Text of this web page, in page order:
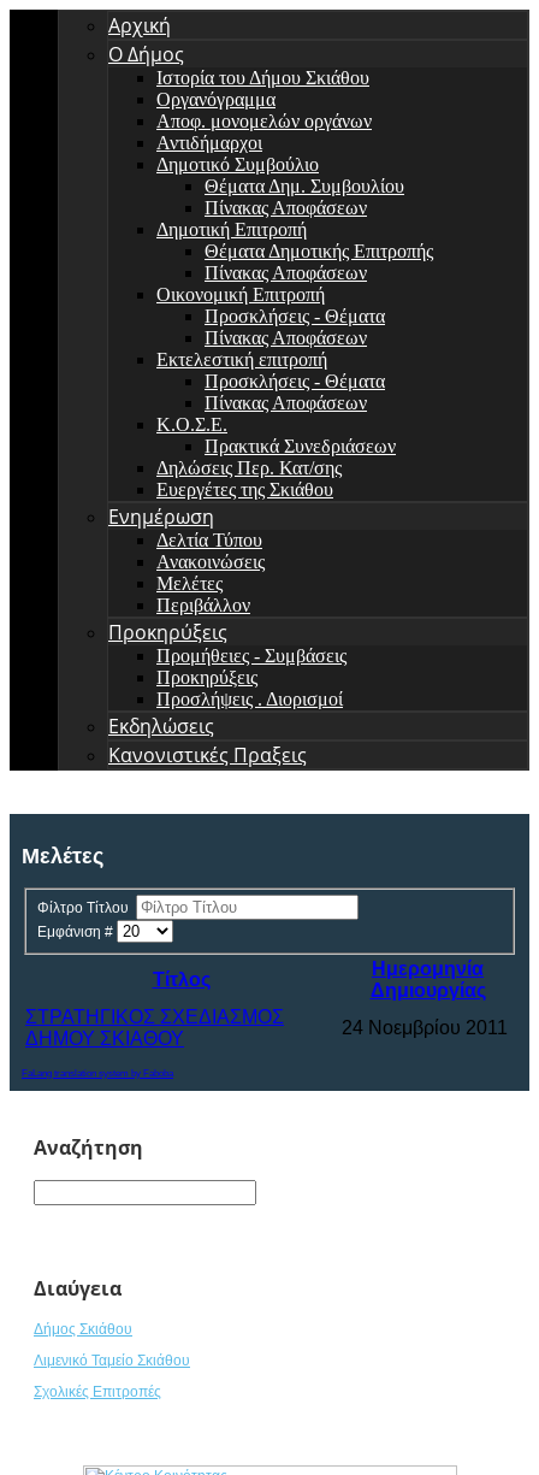
Αρχική
Ο Δήμος
Ιστορία του Δήμου Σκιάθου
Οργανόγραμμα
Αποφ. μονομελών οργάνων
Αντιδήμαρχοι
Δημοτικό Συμβούλιο
Θέματα Δημ. Συμβουλίου
Πίνακας Αποφάσεων
Δημοτική Επιτροπή
Θέματα Δημοτικής Επιτροπής
Πίνακας Αποφάσεων
Οικονομική Επιτροπή
Προσκλήσεις - Θέματα
Πίνακας Αποφάσεων
Εκτελεστική επιτροπή
Προσκλήσεις - Θέματα
Πίνακας Αποφάσεων
Κ.Ο.Σ.Ε.
Πρακτικά Συνεδριάσεων
Δηλώσεις Περ. Κατ/σης
Ευεργέτες της Σκιάθου
Ενημέρωση
Δελτία Τύπου
Ανακοινώσεις
Μελέτες
Περιβάλλον
Προκηρύξεις
Προμήθειες - Συμβάσεις
Προκηρύξεις
Προσλήψεις . Διορισμοί
Εκδηλώσεις
Κανονιστικές Πραξεις
Μελέτες
Φίλτρο Τίτλου
Εμφάνιση #
Τίτλος
Ημερομηνία
Δημιουργίας
ΣΤΡΑΤΗΓΙΚΟΣ ΣΧΕΔΙΑΣΜΟΣ
ΔΗΜΟΥ ΣΚΙΑΘΟΥ
24 Νοεμβρίου 2011
FaLang translation system by Faboba
Αναζήτηση
Διαύγεια
Δήμος Σκιάθου
Λιμενικό Ταμείο Σκιάθου
Σχολικές Επιτροπές